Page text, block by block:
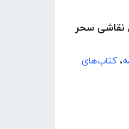
نقاشی سحر
، کتاب‌های